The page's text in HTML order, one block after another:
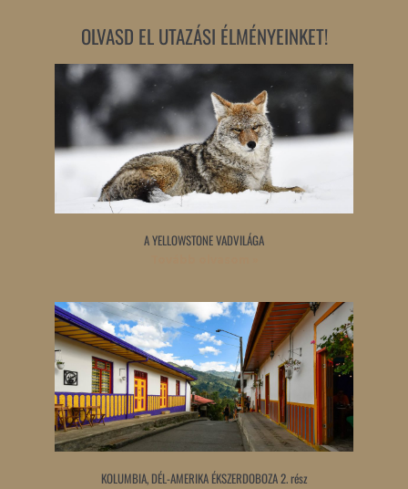
OLVASD EL UTAZÁSI ÉLMÉNYEINKET!
A YELLOWSTONE VADVILÁGA
KOLUMBIA, DÉL-AMERIKA ÉKSZERDOBOZA 2. rész